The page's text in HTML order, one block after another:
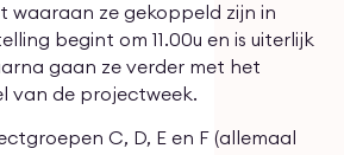
waaraan ze gekoppeld zijn in
begint om 11.00u en is uiterlijk
gaan ze verder met het
van de projectweek.
C, D, E en F (allemaal